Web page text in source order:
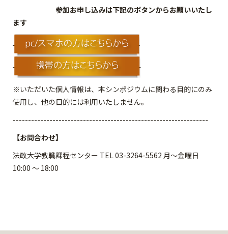
参加お申し込みは下記のボタンからお願いいたし
ます
※いただいた個人情報は、本シンポジウムに関わる目的にのみ
使用し、他の目的には利用いたしません。
----------------------------------------------------------------
【お問合わせ】
法政大学教職課程センター TEL 03-3264-5562 月～金曜日
10:00 ～ 18:00